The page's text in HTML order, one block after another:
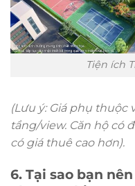
Tiện ích
(Lưu ý: Giá phụ thuộc
tầng/view. Căn hộ có
có giá thuê cao hơn).
6. Tại sao bạn